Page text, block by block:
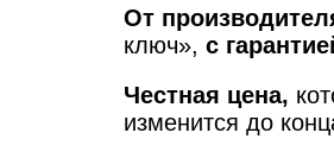
От
ключ», с
Честная цена,
изменится до